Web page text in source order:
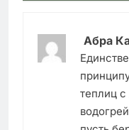
Абра
теплиц с